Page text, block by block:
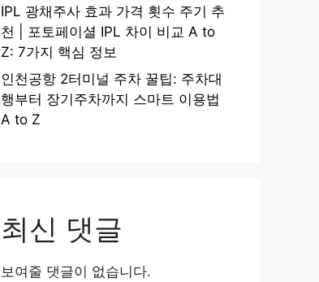
IPL 광채주사 효과 가격 횟수 주기 추
천 | 포토페이셜 IPL 차이 비교 A to
Z: 7가지 핵심 정보
인천공항 2터미널 주차 꿀팁: 주차대
행부터 장기주차까지 스마트 이용법
A to Z
최신 댓글
보여줄 댓글이 없습니다.